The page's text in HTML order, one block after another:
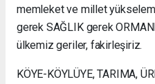
memleket ve millet
gerek SAĞLIK gerek
ülkemiz geriler, fakirleşiriz.
KÖYE-KÖYLÜYE, TARIMA,